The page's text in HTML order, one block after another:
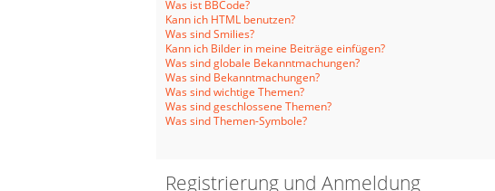
Was ist BBCode?
Kann ich HTML benutzen?
Was sind Smilies?
Kann ich Bilder in meine Beiträge einfügen?
Was sind globale Bekanntmachungen?
Was sind Bekanntmachungen?
Was sind wichtige Themen?
Was sind geschlossene Themen?
Was sind Themen-Symbole?
Registrierung und Anmeldung